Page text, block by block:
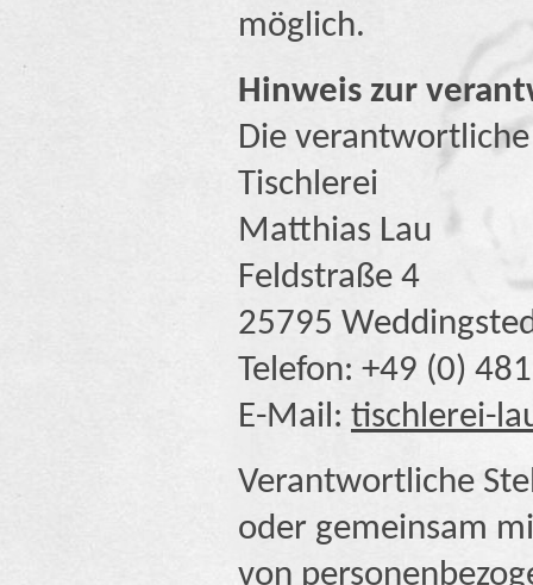
möglich.
Hinweis zur
Die
Tischlerei
Matthias Lau
Feldstraße 4
25795
Telefon: +49 (0)
E-Mail: tischlerei-
Verantwortliche
oder gemeinsam
von